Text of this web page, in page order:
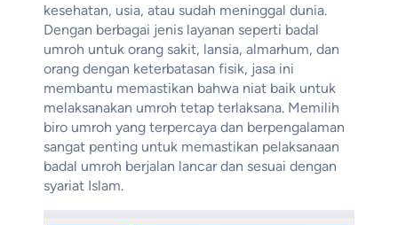
kesehatan, usia, atau sudah meninggal dunia.
Dengan berbagai jenis layanan seperti badal
umroh untuk orang sakit, lansia, almarhum, dan
orang dengan keterbatasan fisik, jasa ini
membantu memastikan bahwa niat baik untuk
melaksanakan umroh tetap terlaksana. Memilih
biro umroh yang terpercaya dan berpengalaman
sangat penting untuk memastikan pelaksanaan
badal umroh berjalan lancar dan sesuai dengan
syariat Islam.